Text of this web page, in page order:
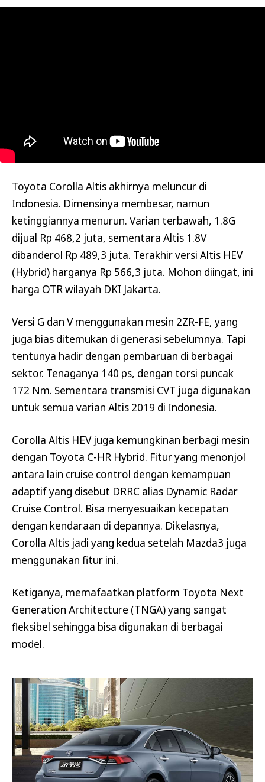
Toyota Corolla Altis akhirnya meluncur di
Indonesia. Dimensinya membesar, namun
ketinggiannya menurun. Varian terbawah, 1.8G
dijual Rp 468,2 juta, sementara Altis 1.8V
dibanderol Rp 489,3 juta. Terakhir versi Altis HEV
(Hybrid) harganya Rp 566,3 juta. Mohon diingat, ini
harga OTR wilayah DKI Jakarta.
Versi G dan V menggunakan mesin 2ZR-FE, yang
juga bias ditemukan di generasi sebelumnya. Tapi
tentunya hadir dengan pembaruan di berbagai
sektor. Tenaganya 140 ps, dengan torsi puncak
172 Nm. Sementara transmisi CVT juga digunakan
untuk semua varian Altis 2019 di Indonesia.
Corolla Altis HEV juga kemungkinan berbagi mesin
dengan Toyota C-HR Hybrid. Fitur yang menonjol
antara lain cruise control dengan kemampuan
adaptif yang disebut DRRC alias Dynamic Radar
Cruise Control. Bisa menyesuaikan kecepatan
dengan kendaraan di depannya. Dikelasnya,
Corolla Altis jadi yang kedua setelah Mazda3 juga
menggunakan fitur ini.
Ketiganya, memafaatkan platform Toyota Next
Generation Architecture (TNGA) yang sangat
fleksibel sehingga bisa digunakan di berbagai
model.